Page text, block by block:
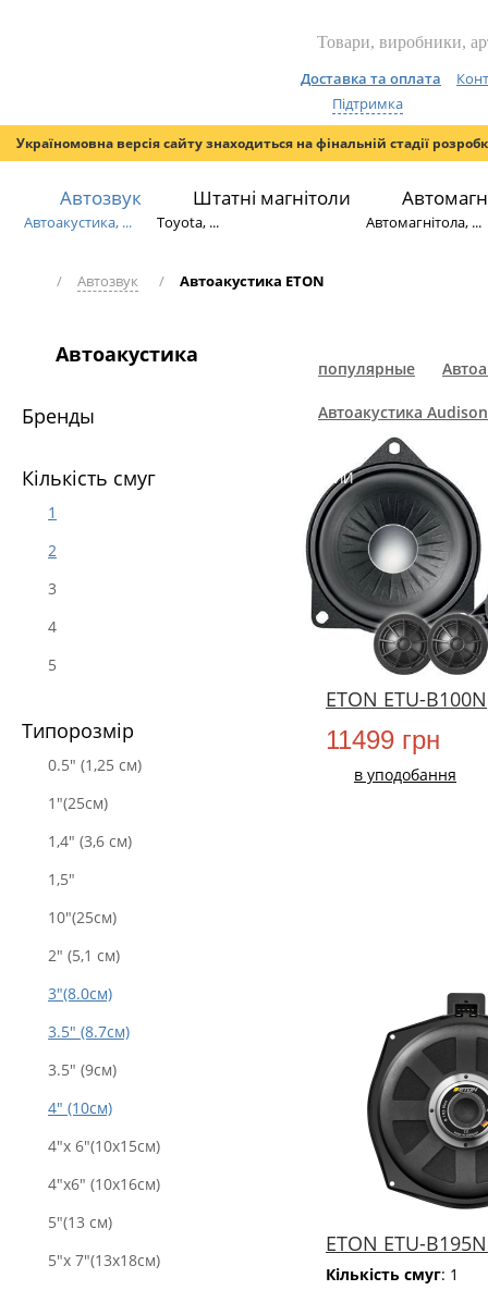
Доставка та оплата
Підтримка
Україномовна версія сайту знаходиться на фінальній стадії
Автозвук
Автоакустика, ...
Штатні магнітоли
Toyota, ... Автомагнітола, ...
/ Автозвук / Автоакустика ETON
Автоакустика
Бренды
Кількість смуг
1
2
3
4
5
Типорозмір
0.5" (1,25 см)
1"(25см)
1,4" (3,6 см)
1,5"
10"(25см)
2" (5,1 см)
3"(8.0см)
3.5" (8.7см)
3.5" (9см)
4" (10см)
4"x 6"(10x15см)
4"x6" (10х16см)
5"(13 см)
5"x 7"(13x18см)
популярные
Автоакустика Audison
НОВИЙ
ETON ETU-B100N
11499 грн
в уподобання
ETON ETU-
Кількість смуг: 1